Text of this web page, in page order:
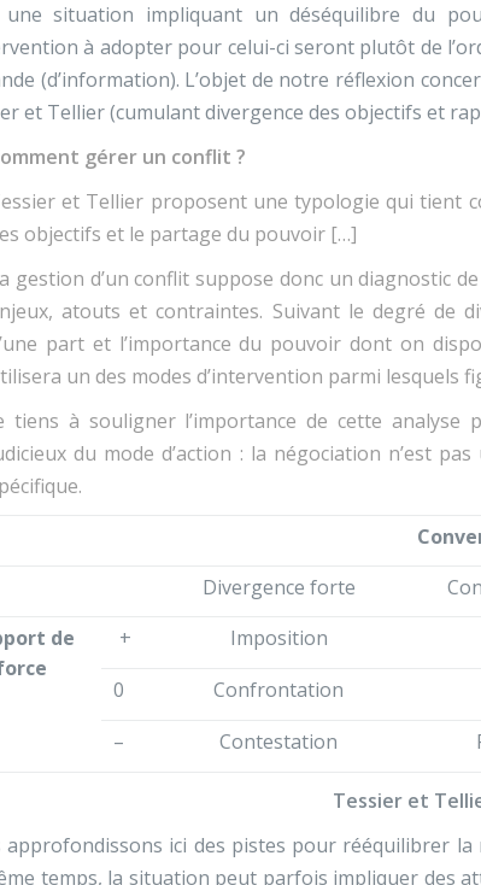
une situation impliquant un déséquilibre du
à adopter pour celui-ci seront plutôt de
(d’information). L’objet de notre réflexion
et Tellier (cumulant divergence des objectifs et
gérer un conflit ?
et Tellier proposent une typologie qui tient
objectifs et le partage du pouvoir […]
gestion d’un conflit suppose donc un diagnostic
atouts et contraintes. Suivant le degré de
part et l’importance du pouvoir dont on
un des modes d’intervention parmi lesquels
tiens à souligner l’importance de cette
du mode d’action : la négociation n’est
Divergence forte
de
+ Imposition
0
Confrontation
–
Contestation
Tessier et
approfondissons ici des pistes pour rééquilibrer
temps, la situation peut parfois impliquer des